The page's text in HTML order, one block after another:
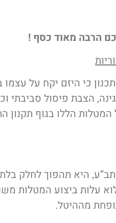
הרבה מאוד כסף !
כי היזם יקח על עצמו
הצבת פיסול סביבתי
הללו בגוף תקנון
היא תהפוך לחלק
עלות ביצוע המטלות
מההיטל.